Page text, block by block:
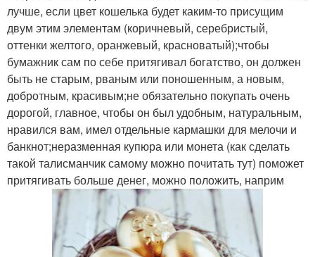
лучше, если цвет кошелька будет каким-то присущим
двум этим элементам (коричневый, серебристый,
оттенки желтого, оранжевый, красноватый);чтобы
бумажник сам по себе притягивал богатство, он должен
быть не старым, рваным или поношенным, а новым,
добротным, красивым;не обязательно покупать очень
дорогой, главное, чтобы он был удобным, натуральным,
нравился вам, имел отдельные кармашки для мелочи и
банкнот;неразменная купюра или монета (как сделать
такой талисманчик самому можно почитать тут) поможет
притягивать больше денег, можно положить, наприм